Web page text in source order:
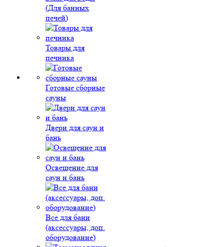
(Для банных
печей)
Товары для
печника
Готовые сборные
сауны
Двери для саун и
бань
Освещение для
саун и бань
Все для бани
(аксессуары, доп.
оборудование)